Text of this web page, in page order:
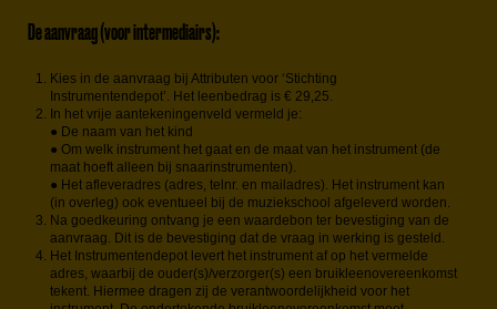
De aanvraag (voor intermediairs):
Kies in de aanvraag bij Attributen voor ‘Stichting
Instrumentendepot’. Het leenbedrag is € 29,25.
In het vrije aantekeningenveld vermeld je:
● De naam van het kind
● Om welk instrument het gaat en de maat van het instrument (de
maat hoeft alleen bij snaarinstrumenten).
● Het afleveradres (adres, telnr. en mailadres). Het instrument kan
(in overleg) ook eventueel bij de muziekschool afgeleverd worden.
Na goedkeuring ontvang je een waardebon ter bevestiging van de
aanvraag. Dit is de bevestiging dat de vraag in werking is gesteld.
Het Instrumentendepot levert het instrument af op het vermelde
adres, waarbij de ouder(s)/verzorger(s) een bruikleenovereenkomst
tekent. Hiermee dragen zij de verantwoordelijkheid voor het